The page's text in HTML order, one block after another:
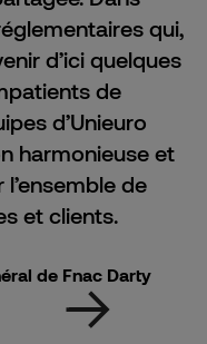
qui,
d’ici quelques
de
d’Unieuro
harmonieuse et
de
et clients.
de Fnac Darty